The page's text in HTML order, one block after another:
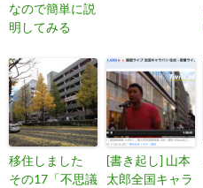
なので簡単に説
明してみる
移住しました
その17「不思議
[書き起し] 山本
太郎全国キャラ